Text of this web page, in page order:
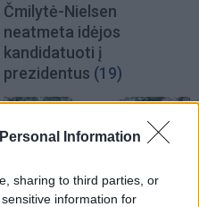
Information
sharing to third parties, or
information for
Čmilytė-Nielsen
neatmeta idėjos
kandidatuoti į
prezidentus (19)